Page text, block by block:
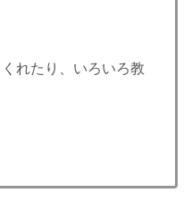
れたり、いろいろ教